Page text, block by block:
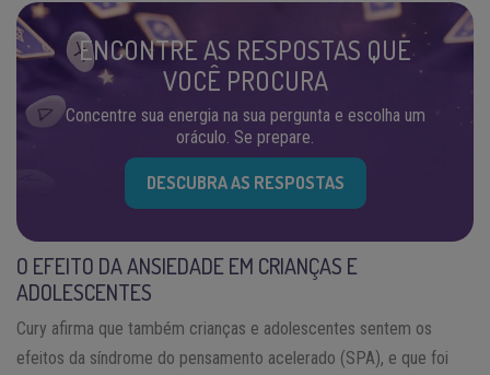
ENCONTRE AS RESPOSTAS QUE
VOCÊ PROCURA
Concentre sua energia na sua pergunta e escolha um
oráculo. Se prepare.
DESCUBRA AS RESPOSTAS
O EFEITO DA ANSIEDADE EM CRIANÇAS E
ADOLESCENTES
Cury afirma que também crianças e adolescentes sentem os
efeitos da síndrome do pensamento acelerado (SPA), e que foi